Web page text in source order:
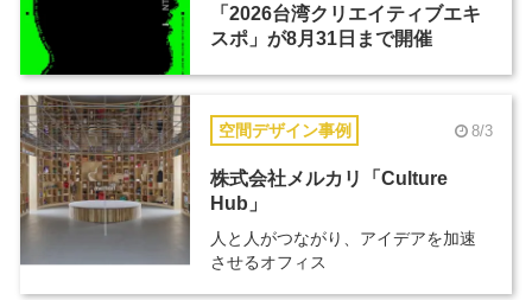
「2026台湾クリエイティブエキ
スポ」が8月31日まで開催
空間デザイン事例 8/3
株式会社メルカリ「Culture
Hub」
人と人がつながり、アイデアを加速
させるオフィス